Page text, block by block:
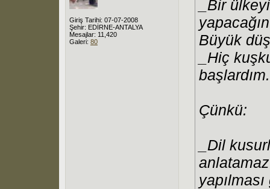
Giriş Tarihi: 07-07-2008
Şehir: EDİRNE-ANTALYA
Mesajlar: 11,420
Galeri: 80
_Bir
Büyük
_Hiç
başlardım.
Çünkü:
_Dil